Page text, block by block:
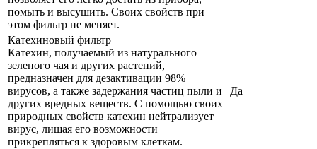
помыть и высушить. Своих свойств при
этом фильтр не меняет.
Катехиновый фильтр
Катехин, получаемый из натурального
зеленого чая и других растений,
предназначен для дезактивации 98%
вирусов, а также задержания частиц пыли и
других вредных веществ. С помощью своих
природных свойств катехин нейтрализует
вирус, лишая его возможности
прикрепляться к здоровым клеткам.
Да